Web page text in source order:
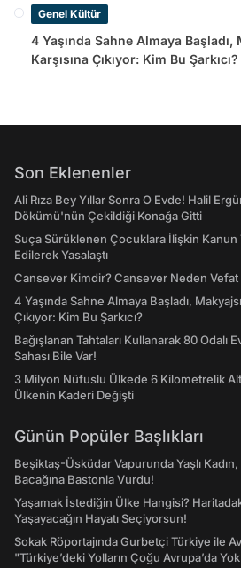
Genel Kültür
4 Yaşında Sahne Almaya Başladı,
Karşısına Çıkıyor: Kim Bu Şarkıcı?
Son Eklenenler
Ali Rıza Bey Yıllar Sonra O Evde! Halil
Dökümü'nün Çekildiği Konağa Gitti
Suça Sürüklenen Çocuklara İlişkin
Edilerek Yasalaştı
Cansever Kimdir? Cansever Neden Vefat
4 Yaşında Sahne Almaya Başladı,
Çıkıyor: Kim Bu Şarkıcı?
Bağışlanan Tahtaları Kullanarak 80 Odalı
Sahası Bile Var!
3 Milyon Nüfuslu Ülkede 6 Kilometrelik
Ülkenin Kaderi Değişti
Günün Popüler Başlıkları
Beşiktaş-Üsküdar Vapurunda Yaşlı Kadın,
Bacağına Bastonla Vurdu!
Yaşamak İstediğin Ülke Hangisi?
Yaşayacağın Hayatı Seçiyorsun!
Sokak Röportajında Gurbetçi Türkiye ile
"Türkiye’deki Yolların Çoğu Avrupa’da